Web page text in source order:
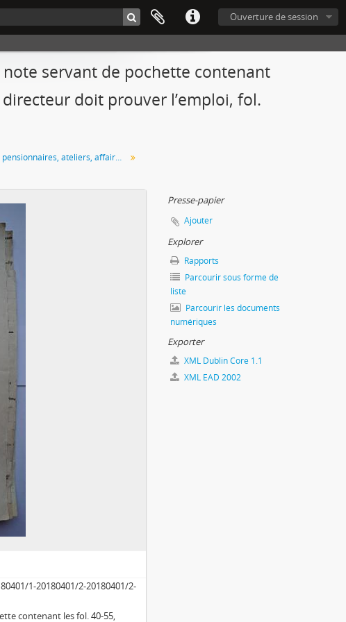
Ouverture de session
note servant de pochette contenant
doit prouver l’emploi, fol.
Suivi des pensionnaires, ateliers, affaire Pradier, décoration de la Trinité des Monts, moulages des colonnes du Panthéon, décès de Bourgeois
1-20180401/2-20180401/2-
contenant les fol. 40-55,
Presse-papier
Ajouter
Explorer
Rapports
Parcourir sous forme de
liste
Parcourir les documents
numériques
Exporter
XML Dublin Core 1.1
XML EAD 2002